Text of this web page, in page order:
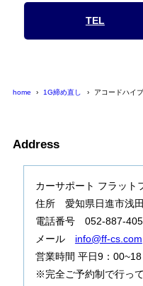
TEL
home 1G締め直し アコードハイ
Address
カーサポート フラット
住所 愛知県日進市浅
電話番号 052-887-
メール info@ff-cs.com
営業時間 平日9：
※完全ご予約制で行っ